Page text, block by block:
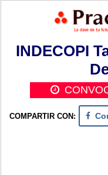
INDECOPI
COMPARTIR CON: